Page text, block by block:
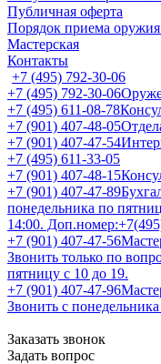
Публичная оферта
Порядок приема
Мастерская
Контакты
+7 (495) 792-30-06
+7 (495) 792-30-06
+7 (495) 611-08-78
+7 (901) 407-48-05
+7 (901) 407-47-54
+7 (495) 611-33-05
+7 (901) 407-48-15
+7 (901) 407-47-89
понедельника по
14:00.
+7 (901) 407-47-56
Звонить только по
пятницу с 10 до 19.
+7 (901) 407-47-96
Звонить с
Заказать звонок
Задать вопрос